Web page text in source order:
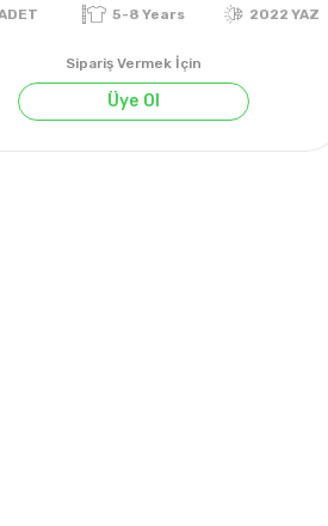
Sipariş Vermek İçin
Üye Ol